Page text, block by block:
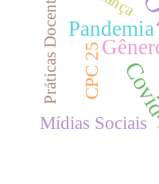
Pandemia
CPC 25
Mídias Sociais
Práticas Docentes